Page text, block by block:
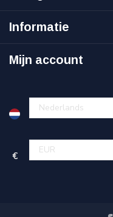
Informatie
Mijn account
€